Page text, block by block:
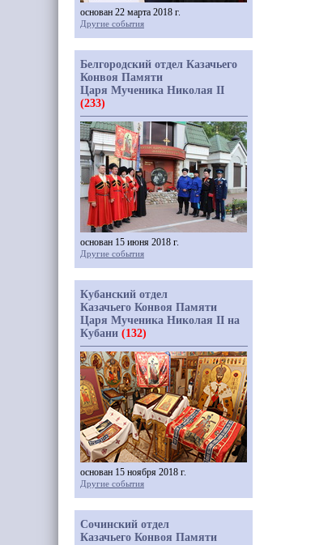
основан 22 марта 2018 г.
Другие события
Белгородский отдел Казачьего
Конвоя Памяти
Царя Мученика Николая II
(233)
основан 15 июня 2018 г.
Другие события
Кубанский отдел
Казачьего Конвоя Памяти
Царя Мученика Николая II на
Кубани (132)
основан 15 ноября 2018 г.
Другие события
Сочинский отдел
Казачьего Конвоя Памяти